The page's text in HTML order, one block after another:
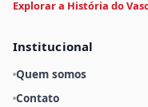
Explorar a História do
Institucional
Quem somos
Contato